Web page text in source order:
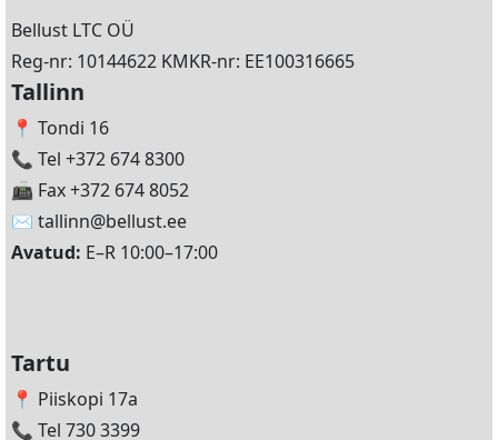
Bellust LTC OÜ
Reg-nr: 10144622 KMKR-nr: EE100316665
Tallinn
📍 Tondi 16
📞 Tel +372 674 8300
📠 Fax +372 674 8052
✉️ tallinn@bellust.ee
Avatud: E–R 10:00–17:00
Tartu
📍 Piiskopi 17a
📞 Tel 730 3399